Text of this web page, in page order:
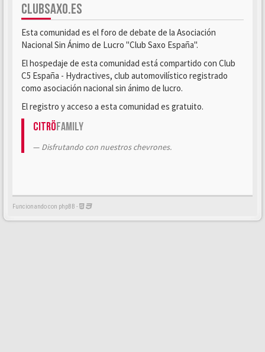
CLUBSAXO.ES
Esta comunidad es el foro de debate de la Asociación
Nacional Sin Ánimo de Lucro "Club Saxo España".
El hospedaje de esta comunidad está compartido con Club
C5 España - Hydractives, club automovilístico registrado
como asociación nacional sin ánimo de lucro.
El registro y acceso a esta comunidad es gratuito.
CitröFamily
Disfrutando con nuestros chevrones.
Funcionando con phpBB -